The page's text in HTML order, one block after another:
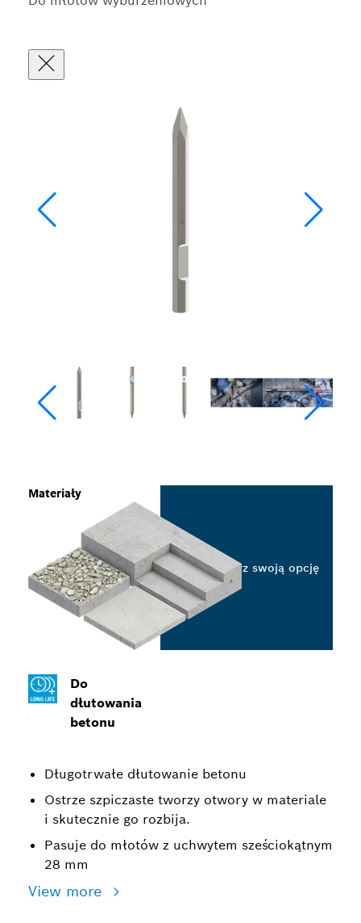
Do
dłutowania
betonu
Długotrwałe dłutowanie betonu
Ostrze szpiczaste tworzy otwory w materiale
i skutecznie go rozbija.
Pasuje do młotów z uchwytem sześciokątnym
28 mm
View more
Materiały
Wybierz swoją opcję